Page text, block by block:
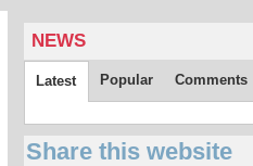
NEWS
Latest Popular Comments
Share this website